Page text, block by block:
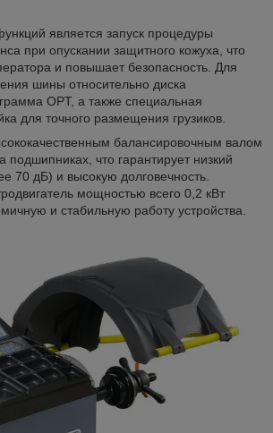
является запуск процедуры
при опускании защитного кожуха, что
и повышает безопасность. Для
шины относительно диска
OPT, а также специальная
для точного размещения грузиков.
балансировочным валом
что гарантирует низкий
70 дБ) и высокую долговечность.
мощностью всего 0,2 кВт
и стабильную работу устройства.